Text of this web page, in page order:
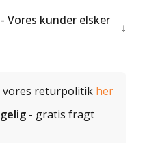
Vores kunder elsker
vores returpolitik her
- gratis fragt